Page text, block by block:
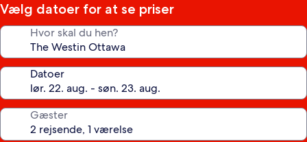
Vælg datoer for at se priser
Hvor skal du hen?
Datoer
Gæster